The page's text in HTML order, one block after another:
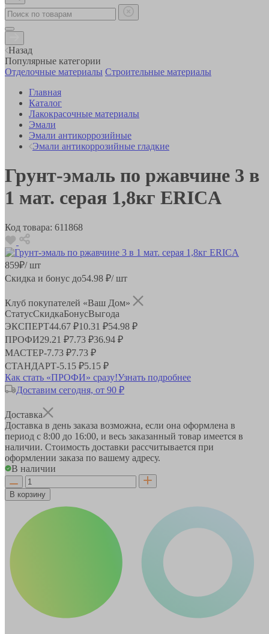
Назад
Популярные категории
Отделочные материалы Строительные материалы
Главная
Каталог
Лакокрасочные материалы
Эмали
Эмали антикоррозийные
Эмали антикоррозийные гладкие
Грунт-эмаль по ржавчине 3 в
1 мат. серая 1,8кг ERICA
Код товара: 611868
859₽/ шт
Скидка и бонус до54.98 ₽/ шт
Клуб покупателей «Ваш Дом»
СтатусСкидкаБонусВыгода
ЭКСПЕРТ44.67 ₽10.31 ₽54.98 ₽
ПРОФИ29.21 ₽7.73 ₽36.94 ₽
МАСТЕР-7.73 ₽7.73 ₽
СТАНДАРТ-5.15 ₽5.15 ₽
Как стать «ПРОФИ» сразу!Узнать подробнее
Доставим сегодня, от 90 ₽
Доставка
Доставка в день заказа возможна, если она оформлена в
период с 8:00 до 16:00, и весь заказанный товар имеется в
наличии. Стоимость доставки рассчитывается при
оформлении заказа по вашему адресу.
В наличии
В корзину